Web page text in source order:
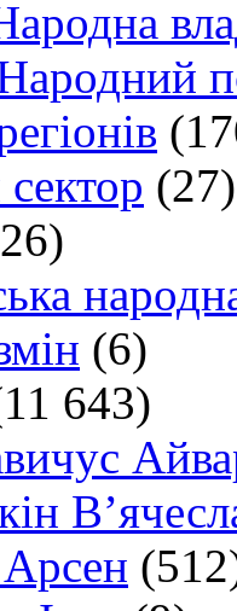
(27)
(6)
643)